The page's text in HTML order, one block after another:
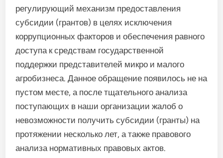
регулирующий механизм предоставления
субсидии (грантов) в целях исключения
коррупционных факторов и обеспечения равного
доступа к средствам государственной
поддержки представителей микро и малого
агробизнеса. Данное обращение появилось не на
пустом месте, а после тщательного анализа
поступающих в наши организации жалоб о
невозможности получить субсидии (гранты) на
протяжении несколько лет, а также правового
анализа нормативных правовых актов.